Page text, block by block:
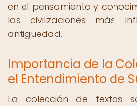
en el pensamiento y
las civilizaciones más
antigüedad.
Importancia de la
el Entendimiento de
La colección de textos